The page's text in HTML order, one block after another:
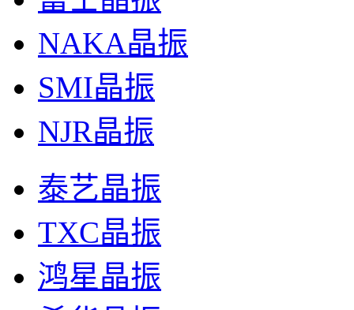
NAKA晶振
SMI晶振
NJR晶振
泰艺晶振
TXC晶振
鸿星晶振